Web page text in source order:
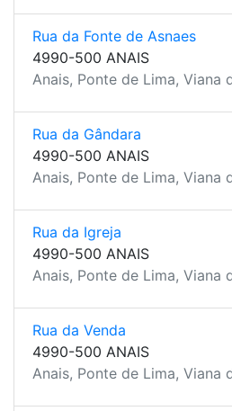
Rua da Fonte de Asnaes
4990-500 ANAIS
Anais, Ponte de Lima, Viana
Rua da Gândara
4990-500 ANAIS
Anais, Ponte de Lima, Viana
Rua da Igreja
4990-500 ANAIS
Anais, Ponte de Lima, Viana
Rua da Venda
4990-500 ANAIS
Anais, Ponte de Lima, Viana